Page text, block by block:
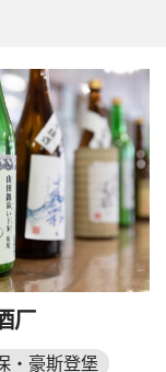
厂
・豪斯登堡